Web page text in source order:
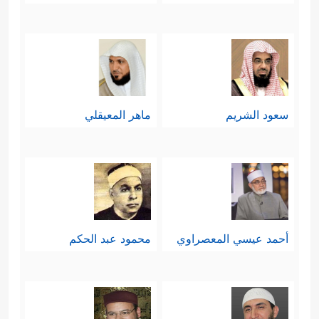
أَفۡوَ ٰ⁠هِهِمۡ وَتُكَلِّمُنَاۤ أَیۡدِیهِمۡ وَتَشۡهَدُ أَرۡجُلُهُم بِمَا كَانُواْ
یَكۡسِبُونَ﴾.
خامسًا: يُوجِّهُ القرآن بعد كل هذا نداءَه
الزمن، فيتلقَّاه مَن يسمَعه في هذه الدار
ليتَّعِظ ويعتَبِر، ويتلقَّاه مَن في تلك الدار؛
ليزدادَ الطائِعُون سعادةً وحُبُورًا، ويزدادَ
إِلَیۡكُمۡ یَـٰبَنِیۤ ءَادَمَ أَن لَّا تَعۡبُدُواْ ٱلشَّیۡطَـٰنَۖ إِنَّهُۥ لَكُمۡ عَدُوࣱّ
سعود الشريم ماهر المعيقلي
أحمد عيسي المعصراوي محمود عبد الحكم